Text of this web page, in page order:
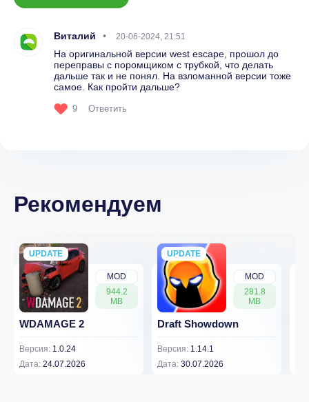
Виталий 20-06-2024, 21:51
На оригинальной версии west escape, прошол до
переправы с поромщиком с трубкой, что делать
дальше так и не понял. На взломанной версии тоже
самое. Как пройти дальше?
9 Ответить
Рекомендуем
MOD
944.2
MB
UPDATE
NEW
WDAMAGE 2
Версия: 1.0.24
Дата: 24.07.2026
MOD
281.8
MB
UPDATE
NEW
Draft Showdown
Версия: 1.14.1
Дата: 30.07.2026